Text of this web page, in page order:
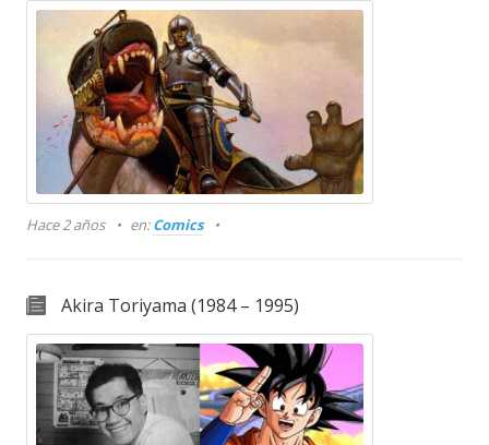
Hace 2 años en:Comics
Akira Toriyama (1984 – 1995)